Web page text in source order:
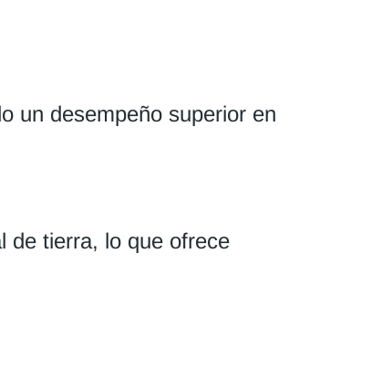
un desempeño superior en
de tierra, lo que ofrece